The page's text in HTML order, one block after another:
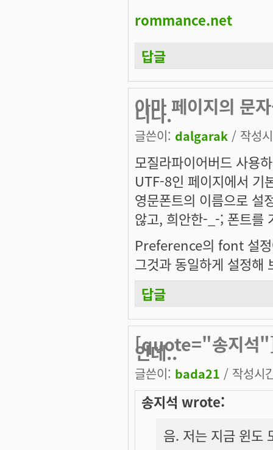
rommance.net
답글
아마 페이지의 문
니다.
글쓴이: dalgarak / 작성
모질라파이어버드 사용
UTF-8인 페이지에서 기
영문폰트의 이름으로 설
않고, 희안한-_-; 폰트를
Preference의 font 설
그것과 동일하게 설정해
답글
[quote="송지석"]
인데..
글쓴이: bada21 / 작성시
송지석 wrote:
음. 저는 지금 윈도